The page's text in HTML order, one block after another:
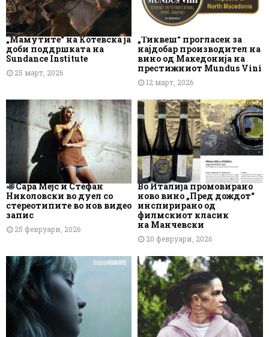
„Мамутите“ на Котевска ја
доби поддршката на
Sundance Institute
25 март, 2026
„Тиквеш“ прогласен за
најдобар производител на
вино од Македонија на
престижниот Mundus Vini
12 март, 2026
Сара Мејс и Стефан
Николовски во дуел со
стереотипите во нов видео
запис
25 февруари, 2026
Во Италија промовирано
ново вино „Пред дождот“
инспирирано од
филмскиот класик
на Манчевски
20 февруари, 2026